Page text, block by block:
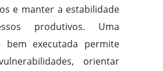
e manter a estabilidade
produtivos. Uma
bem executada permite
orientar